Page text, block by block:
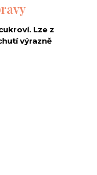
Lze z
výrazně